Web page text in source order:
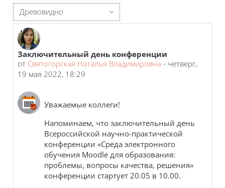
Режим отображения
Заключительный день конференции
от Святогорская Наталья Владимировна - четверг,
19 мая 2022, 18:29
Количество ответов: 0
Уважаемые коллеги!
Напоминаем, что заключительный день
Всероссийской научно-практической
конференции «Среда электронного
обучения Moodle для образования:
проблемы, вопросы качества, решения»
конференции стартует 20.05 в 10.00.